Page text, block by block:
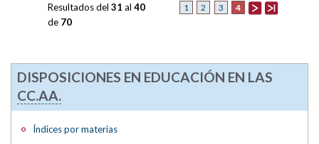
1 2 3 4
Resultados del 31 al 40
de 70
DISPOSICIONES EN EDUCACIÓN EN LAS
CC.AA.
Índices por materias